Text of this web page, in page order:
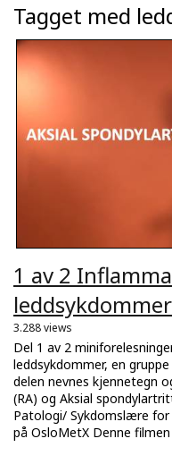
Tagget med
1 av 2
leddsykdommer
3.288 views
Del 1 av 2
leddsykdommer, en
delen nevnes kjennetegn
(RA) og Aksial
Patologi/ Sykdomslære
på OsloMetX Denne